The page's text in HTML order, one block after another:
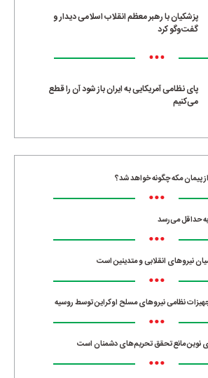
پزشکیان با رهبر معظم انقلاب اسلامی دیدار و
گفت‌وگو کرد
•••
پای نظامی آمریکایی به ایران باز شود آن را قطع
می‌کنیم
پیمان مکه چگونه خواهد شد؟
•••
•••
نیروهای انقلابی و متدینین است
•••
نظامی نیروهای مسلح اوکراین توسط روسیه
•••
نوین مانع تحقق تحریم‌های دشمنان است
•••